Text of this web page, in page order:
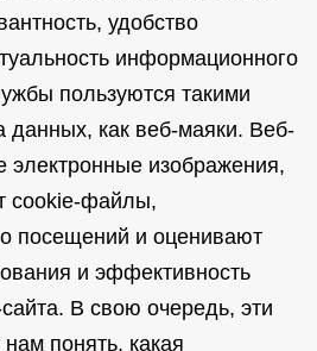
удобство
информационного
пользуются такими
данных, как веб-маяки. Веб-
изображения,
cookie-файлы,
посещений и оценивают
и эффективность
В свою очередь, эти
понять, какая